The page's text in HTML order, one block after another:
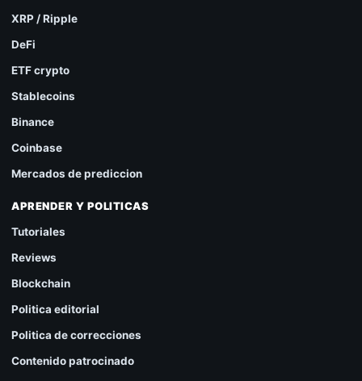
XRP / Ripple
DeFi
ETF crypto
Stablecoins
Binance
Coinbase
Mercados de prediccion
APRENDER Y POLITICAS
Tutoriales
Reviews
Blockchain
Politica editorial
Politica de correcciones
Contenido patrocinado